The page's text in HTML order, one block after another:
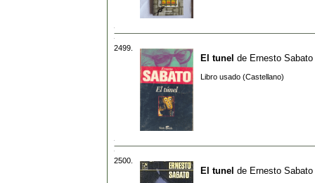
2499.
El tunel de Ernesto Sabato
Libro usado (Castellano)
2500.
El tunel de Ernesto Sabato